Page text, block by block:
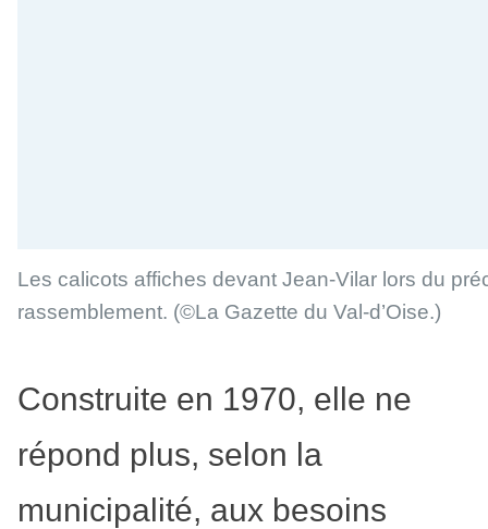
Les calicots affiches devant Jean-Vilar lors du
rassemblement. (©La Gazette du Val-d’Oise.)
Construite en 1970, elle ne
répond plus, selon la
municipalité, aux besoins